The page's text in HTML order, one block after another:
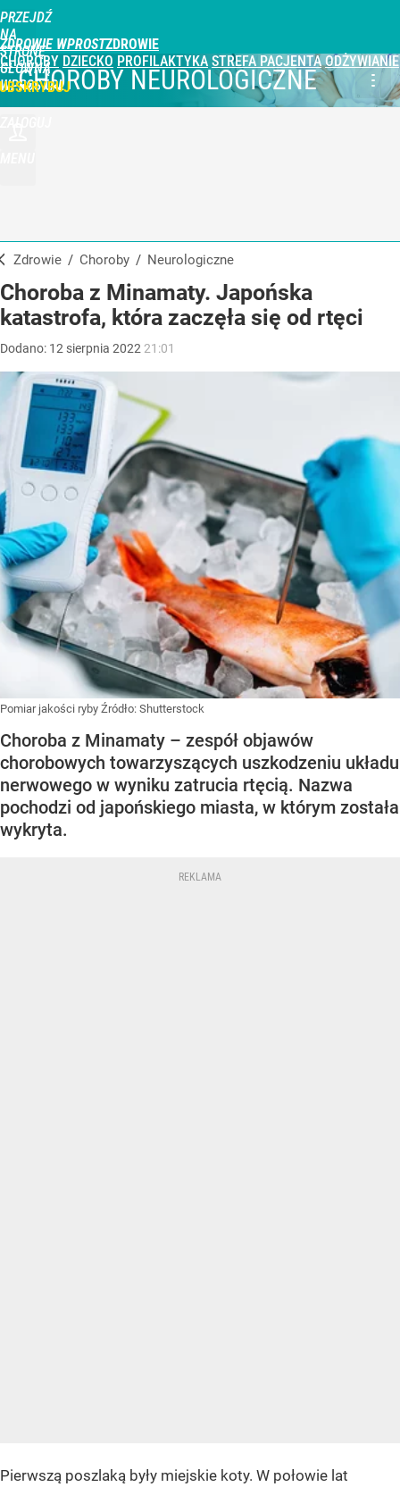
PRZEJDŹ
NA
STRONĘ
GŁÓWNĄ
WPROST.PL
ZDROWIE WPROST
CHOROBY DZIECKO PROFILAKTYKA STREFA PACJENTA ODŻYWIANIE
CHOROBY NEUROLOGICZNE
Zdrowie / Choroby / neurologiczne
Choroba z Minamaty. Japońska
katastrofa, która zaczęła się od rtęci
Dodano: 12 sierpnia 2022 21:01
Pomiar jakości ryby Źródło: Shutterstock
Choroba z Minamaty – zespół objawów
chorobowych towarzyszących uszkodzeniu układu
nerwowego w wyniku zatrucia rtęcią. Nazwa
pochodzi od japońskiego miasta, w którym została
wykryta.
Pierwszą poszlaką były miejskie koty. W połowie lat